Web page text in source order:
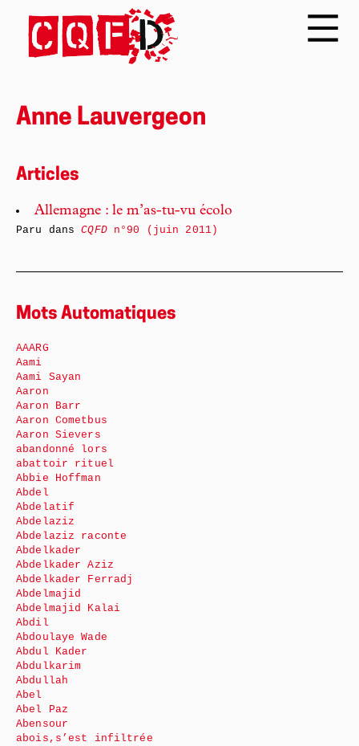
Anne Lauvergeon
Articles
Allemagne : le m’as-tu-vu écolo
Paru dansCQFDn°90 (juin 2011)
Mots Automatiques
AAARG
Aami
Aami Sayan
Aaron
Aaron Barr
Aaron Cometbus
Aaron Sievers
abandonné lors
abattoir rituel
Abbie Hoffman
Abdel
Abdelatif
Abdelaziz
Abdelaziz raconte
Abdelkader
Abdelkader Aziz
Abdelkader Ferradj
Abdelmajid
Abdelmajid Kalai
Abdil
Abdoulaye Wade
Abdul Kader
Abdulkarim
Abdullah
Abel
Abel Paz
Abensour
abois,s’est infiltrée